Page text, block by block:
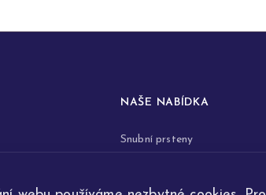
NAŠE NABÍDKA
Snubní prsteny